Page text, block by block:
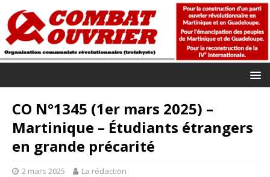
CO N°1345 (1er mars 2025) –
Martinique – Étudiants étrangers
en grande précarité
2 mars 2025 La rédaction